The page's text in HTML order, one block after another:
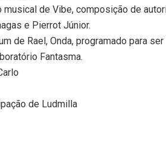
de Vibe, composição de
e Pierrot Júnior.
de Rael, Onda, programado para
Fantasma.
de Ludmilla